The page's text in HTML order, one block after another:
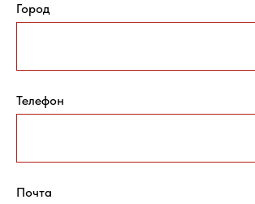
Город
Телефон
Почта